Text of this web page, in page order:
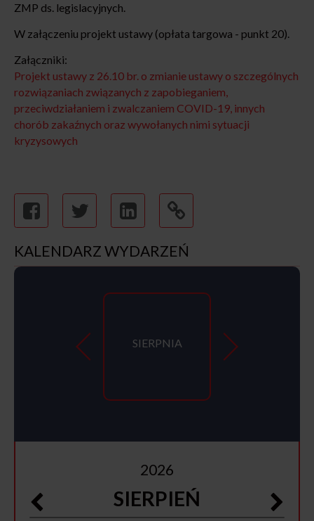
ZMP ds. legislacyjnych.
W załączeniu projekt ustawy (opłata targowa - punkt 20).
Załączniki:
Projekt ustawy z 26.10 br. o zmianie ustawy o szczególnych
rozwiązaniach związanych z zapobieganiem,
przeciwdziałaniem i zwalczaniem COVID-19, innych
chorób zakaźnych oraz wywołanych nimi sytuacji
kryzysowych
KALENDARZ WYDARZEŃ
SIERPNIA
2026
SIERPIEŃ